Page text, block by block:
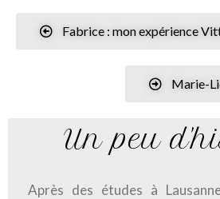
Fabrice : mon expérience
Marie-
Un peu
Après des études à